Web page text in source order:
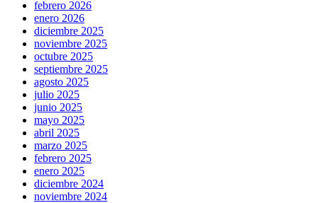
febrero 2026
enero 2026
diciembre 2025
noviembre 2025
octubre 2025
septiembre 2025
agosto 2025
julio 2025
junio 2025
mayo 2025
abril 2025
marzo 2025
febrero 2025
enero 2025
diciembre 2024
noviembre 2024